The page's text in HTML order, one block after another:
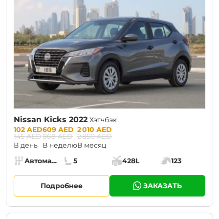
Nissan Kicks 2022 Хэтчбэк
Prices:
102 AED
145 AED
В день
609 AED
868 AED
В неделю
2 010 AED
2 850 AED
В месяц
Specs:
Коробка передач:
Автомат (АКПП)
Места:
5
Объём багажника:
428L
Мощность
123
Подробнее ЗАКАЗАТЬ